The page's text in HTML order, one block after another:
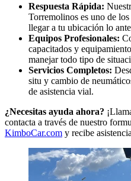
Respuesta Rápida:
Torremolinos es uno de
llegar a tu ubicación lo
Equipos Profesionales:
capacitados y
manejar todo tipo de
Servicios Completos:
situ y cambio de
de asistencia vial.
¿Necesitas ayuda ahora?
contacta a través de nuestro
KimboCar.com y recibe